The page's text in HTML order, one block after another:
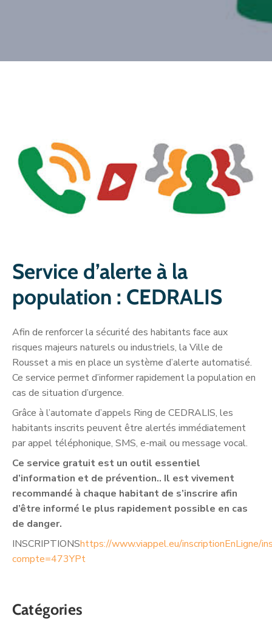
Service d’alerte à la
population : CEDRALIS
Afin de renforcer la sécurité des habitants face aux
risques majeurs naturels ou industriels, la Ville de
Rousset a mis en place un système d’alerte automatisé.
Ce service permet d’informer rapidement la population en
cas de situation d’urgence.
Grâce à l’automate d’appels Ring de CEDRALIS, les
habitants inscrits peuvent être alertés immédiatement
par appel téléphonique, SMS, e-mail ou message vocal.
Ce service gratuit est un outil essentiel
d’information et de prévention.. Il est vivement
recommandé à chaque habitant de s’inscrire afin
d’être informé le plus rapidement possible en cas
de danger.
INSCRIPTIONShttps://www.viappel.eu/inscriptionEnLigne/
compte=473YPt
Catégories